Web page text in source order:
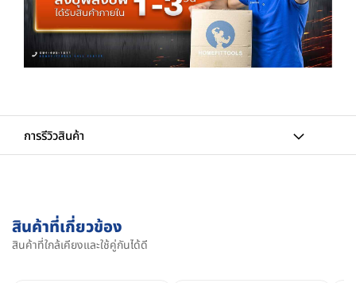
การรีวิวสินค้า
สินค้าที่เกี่ยวข้อง
สินค้าที่ใกล้เคียงและใช้คู่กันได้ดี